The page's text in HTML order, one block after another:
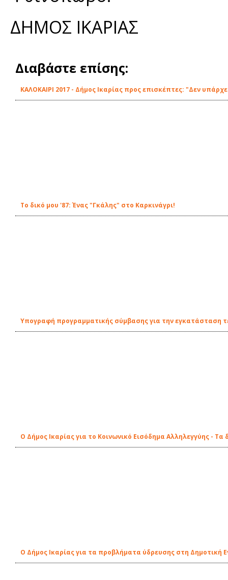
ΔΗΜΟΣ ΙΚΑΡΙΑΣ
Διαβάστε επίσης:
ΚΑΛΟΚΑΙΡΙ 2017 - Δήμος Ικαρίας προς επισκέπτες: "Δεν
Το δικό μου '87: Ένας "Γκάλης" στο Καρκινάγρι!
Υπογραφή προγραμματικής σύμβασης για την εγκατάσταση
Ο Δήμος Ικαρίας για το Κοινωνικό Εισόδημα Αλληλεγγύης - Τα
Ο Δήμος Ικαρίας για τα προβλήματα ύδρευσης στη Δημοτική